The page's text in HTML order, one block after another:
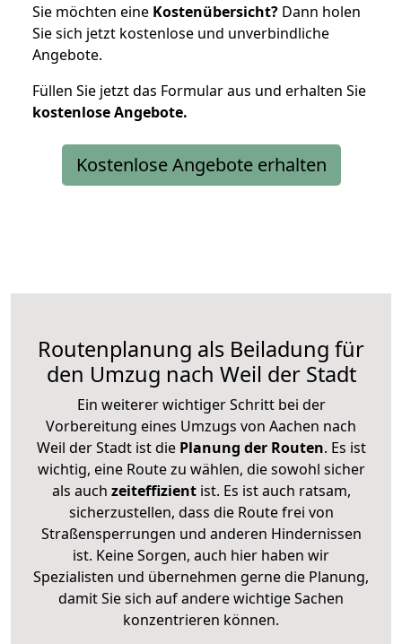
Sie möchten eine Kostenübersicht? Dann holen
Sie sich jetzt kostenlose und unverbindliche
Angebote.
Füllen Sie jetzt das Formular aus und erhalten Sie
kostenloseAngebote.
Kostenlose Angebote erhalten
Routenplanung als Beiladung für
den Umzug nach Weil der Stadt
Ein weiterer wichtiger Schritt bei der
Vorbereitung eines Umzugs von Aachen nach
Weil der Stadt ist diePlanung der Routen. Es ist
wichtig, eine Route zu wählen, die sowohl sicher
als auch zeiteffizientist. Es ist auch ratsam,
sicherzustellen, dass die Route frei von
Straßensperrungen und anderen Hindernissen
ist. Keine Sorgen, auch hier haben wir
Spezialisten und übernehmen gerne die Planung,
damit Sie sich auf andere wichtige Sachen
konzentrieren können.